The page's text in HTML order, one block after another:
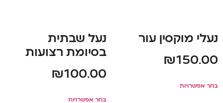
נעלי מוקסין עור
₪150.00
בחר אפשרויות
נעל שבתית
בסיומת רצועות
₪100.00
בחר אפשרויות